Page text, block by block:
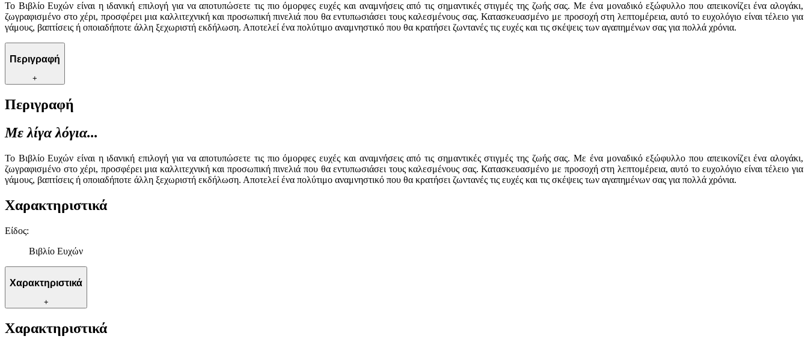
Το Βιβλίο Ευχών είναι η ιδανική επιλογή για να αποτυπώσετε τις πιο όμορφες ευχές και αναμνήσεις από τις σημαντικές στιγμές της ζωής σας. Με ένα μοναδικό εξώφυλλο που απεικονίζει ένα αλογάκι,
ζωγραφισμένο στο χέρι, προσφέρει μια καλλιτεχνική και προσωπική πινελιά που θα εντυπωσιάσει τους καλεσμένους σας. Κατασκευασμένο με προσοχή στη λεπτομέρεια, αυτό το ευχολόγιο είναι τέλειο για
γάμους, βαπτίσεις ή οποιαδήποτε άλλη ξεχωριστή εκδήλωση. Αποτελεί ένα πολύτιμο αναμνηστικό που θα κρατήσει ζωντανές τις ευχές και τις σκέψεις των αγαπημένων σας για πολλά χρόνια.
Περιγραφή
+
Περιγραφή
Με λίγα λόγια...
Το Βιβλίο Ευχών είναι η ιδανική επιλογή για να αποτυπώσετε τις πιο όμορφες ευχές και αναμνήσεις από τις σημαντικές στιγμές της ζωής σας. Με ένα μοναδικό εξώφυλλο που απεικονίζει ένα αλογάκι,
ζωγραφισμένο στο χέρι, προσφέρει μια καλλιτεχνική και προσωπική πινελιά που θα εντυπωσιάσει τους καλεσμένους σας. Κατασκευασμένο με προσοχή στη λεπτομέρεια, αυτό το ευχολόγιο είναι τέλειο για
γάμους, βαπτίσεις ή οποιαδήποτε άλλη ξεχωριστή εκδήλωση. Αποτελεί ένα πολύτιμο αναμνηστικό που θα κρατήσει ζωντανές τις ευχές και τις σκέψεις των αγαπημένων σας για πολλά χρόνια.
Χαρακτηριστικά
Είδος:
Βιβλίο Ευχών
Χαρακτηριστικά
+
Χαρακτηριστικά